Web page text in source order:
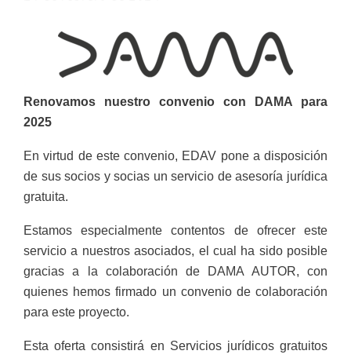
Renovamos nuestro convenio con DAMA para
2025
En virtud de este convenio, EDAV pone a disposición
de sus socios y socias un servicio de asesoría jurídica
gratuita.
Estamos especialmente contentos de ofrecer este
servicio a nuestros asociados, el cual ha sido posible
gracias a la colaboración de DAMA AUTOR, con
quienes hemos firmado un convenio de colaboración
para este proyecto.
Esta oferta consistirá en Servicios jurídicos gratuitos